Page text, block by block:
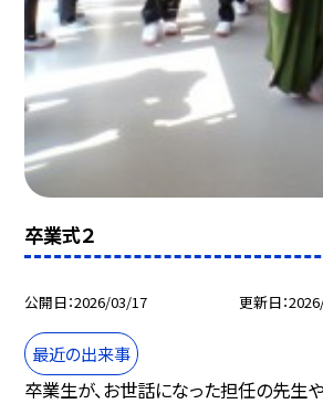
卒業式２
公開日 2026/03/17 更新日
最近の出来事
卒業生が、お世話になった担任の先生